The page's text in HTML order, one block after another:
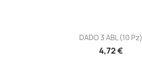
DADO 3 ABL (10 Pz)
4,72 €